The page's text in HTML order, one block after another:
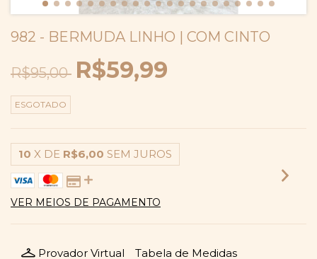
982 - BERMUDA LINHO | COM CINTO
R$95,00 R$59,99
ESGOTADO
10 X DE R$6,00 SEM JUROS
VER MEIOS DE PAGAMENTO
Provador Virtual Tabela de Medidas